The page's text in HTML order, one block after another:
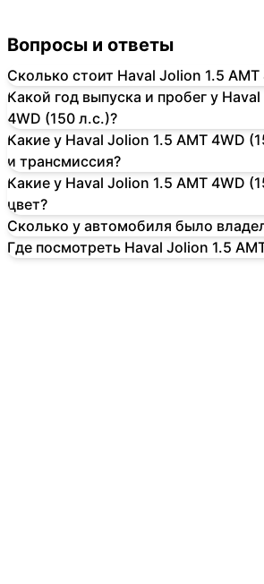
Вопросы и ответы
Сколько стоит Haval Jolion 1.5
Какой год выпуска и пробег у
4WD (150 л.с.)?
Какие у Haval Jolion 1.5 AMT 4WD
и трансмиссия?
Какие у Haval Jolion 1.5 AMT 4WD
цвет?
Сколько у автомобиля было
Где посмотреть Haval Jolion 1.5